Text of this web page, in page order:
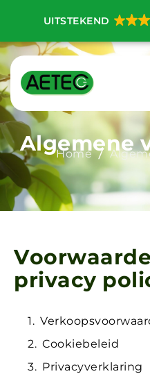
UITSTEKEND
Algemene
Home
Voorwaarde
privacy poli
Cookiebeleid
Privacyverklaring